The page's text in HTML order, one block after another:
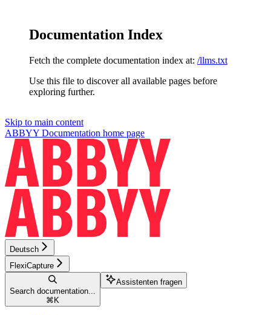
Documentation Index
Fetch the complete documentation index at: /llms.txt
Use this file to discover all available pages before
exploring further.
Skip to main content
ABBYY Documentation home page
Deutsch
FlexiCapture
Search documentation...
⌘ K
Assistenten fragen